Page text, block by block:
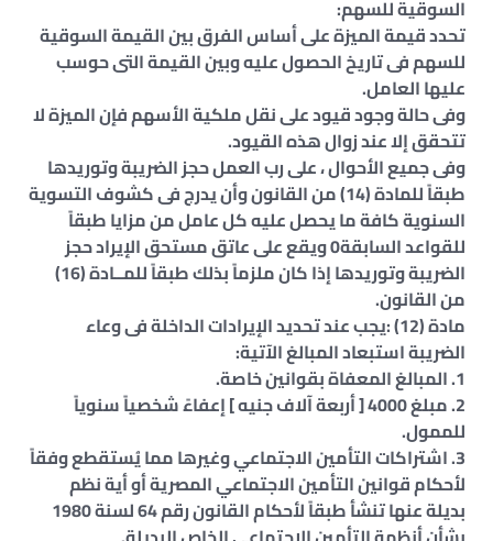
السوقية للسهم:
تحدد قيمة الميزة على أساس الفرق بين القيمة السوقية
للسهم فى تاريخ الحصول عليه وبين القيمة التى حوسب
عليها العامل.
وفى حالة وجود قيود على نقل ملكية الأسهم فإن الميزة لا
تتحقق إلا عند زوال هذه القيود.
وفى جميع الأحوال ، على رب العمل حجز الضريبة وتوريدها
طبقاً للمادة (14) من القانون وأن يدرج فى كشوف التسوية
السنوية كافة ما يحصل عليه كل عامل من مزايا طبقاً
للقواعد السابقة0 ويقع على عاتق مستحق الإيراد حجز
الضريبة وتوريدها إذا كان ملزماً بذلك طبقاً للمــادة (16)
من القانون.
مادة (12) :يجب عند تحديد الإيرادات الداخلة فى وعاء
الضريبة استبعاد المبالغ الآتية:
1. المبالغ المعفاة بقوانين خاصة.
2. مبلغ 4000 [ أربعة آلاف جنيه ] إعفاءً شخصياً سنوياً
للممول.
3. اشتراكات التأمين الاجتماعي وغيرها مما يُستقطع وفقاً
لأحكام قوانين التأمين الاجتماعي المصرية أو أية نظم
بديلة عنها تنشأ طبقاً لأحكام القانون رقم 64 لسنة 1980